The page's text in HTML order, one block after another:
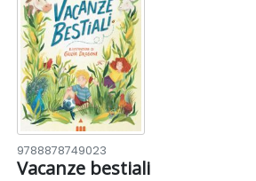
9788878749023
Vacanze bestiali